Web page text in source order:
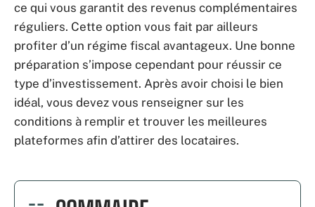
ce qui vous garantit des revenus complémentaires
réguliers. Cette option vous fait par ailleurs
profiter d’un régime fiscal avantageux. Une bonne
préparation s’impose cependant pour réussir ce
type d’investissement. Après avoir choisi le bien
idéal, vous devez vous renseigner sur les
conditions à remplir et trouver les meilleures
plateformes afin d’attirer des locataires.